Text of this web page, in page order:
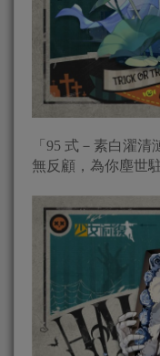
「95 式－素白濯
無反顧，為你塵世駐